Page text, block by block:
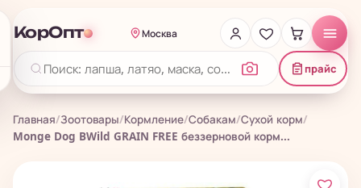
КорОпт Москва
прайс
Главная/Зоотовары/Кормление/Собакам/Сухой корм/
Monge Dog BWild GRAIN FREE беззерновой корм...